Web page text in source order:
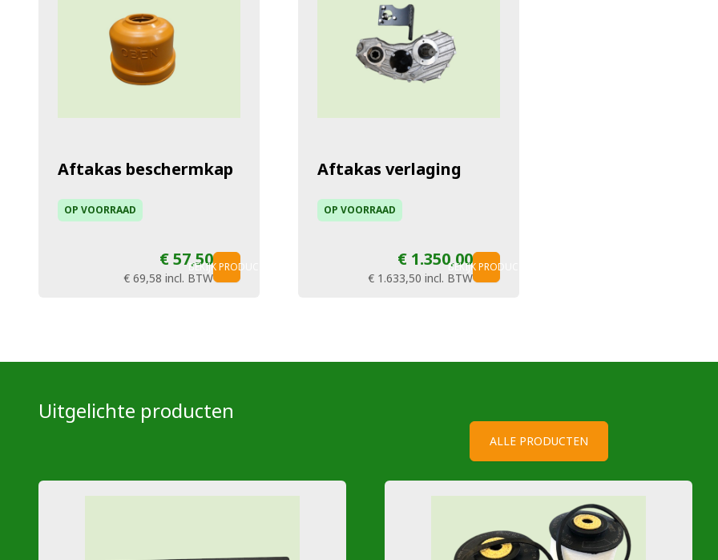
Aftakas beschermkap
OP VOORRAAD
€ 57,50
€ 69,58 incl. BTW
BEKIJK PRODUCT
Aftakas verlaging
OP VOORRAAD
€ 1.350,00
€ 1.633,50 incl. BTW
BEKIJK PRODUCT
Uitgelichte producten
ALLE PRODUCTEN